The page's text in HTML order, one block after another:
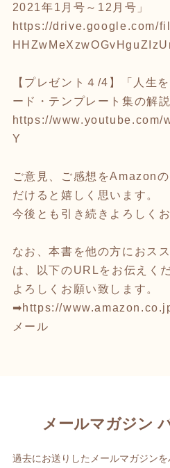
2021年1月号～12月号」
https://drive.google.com/
【プレゼント４/4】「人生
ード・テンプレート集の解
https://www.youtube.com/
Y
ご意見、ご感想をAmazon
だけると嬉しく思います。
今後とも引き続きよろしく
なお、本書を他の方におス
は、以下のURLをお伝えく
よろしくお願い致します。
➡https://
メール
メールマガジン
過去にお送りしたメールマガジン